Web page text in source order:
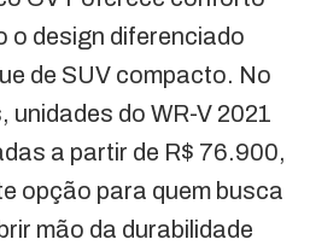
o design diferenciado
de SUV compacto. No
unidades do WR-V 2021
a partir de R$ 76.900,
opção para quem busca
mão da durabilidade